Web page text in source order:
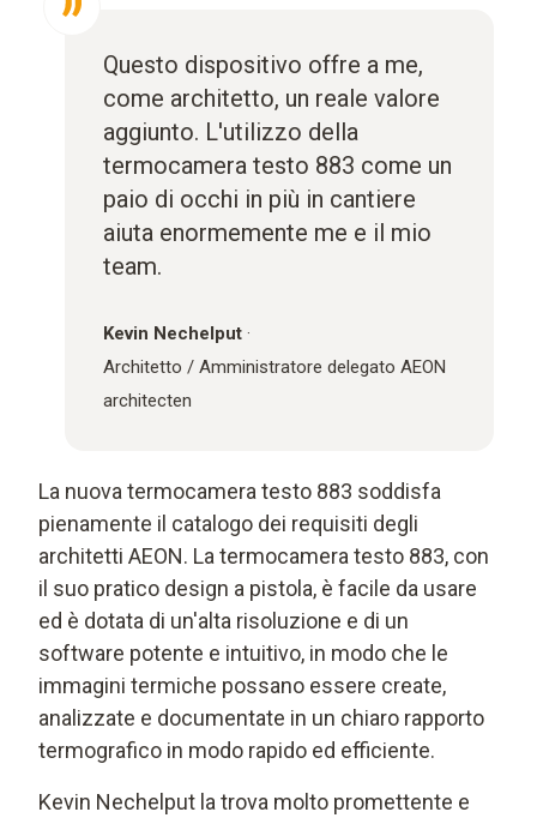
Questo dispositivo offre a me,
come architetto, un reale valore
aggiunto. L'utilizzo della
termocamera testo 883 come un
paio di occhi in più in cantiere
aiuta enormemente me e il mio
team.
Kevin Nechelput ·
Architetto / Amministratore delegato AEON
architecten
La nuova termocamera testo 883 soddisfa
pienamente il catalogo dei requisiti degli
architetti AEON. La termocamera testo 883, con
il suo pratico design a pistola, è facile da usare
ed è dotata di un'alta risoluzione e di un
software potente e intuitivo, in modo che le
immagini termiche possano essere create,
analizzate e documentate in un chiaro rapporto
termografico in modo rapido ed efficiente.
Kevin Nechelput la trova molto promettente e